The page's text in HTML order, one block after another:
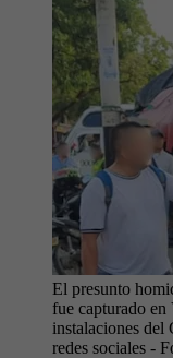
El presunto
fue capturado
instalaciones del
redes sociales -